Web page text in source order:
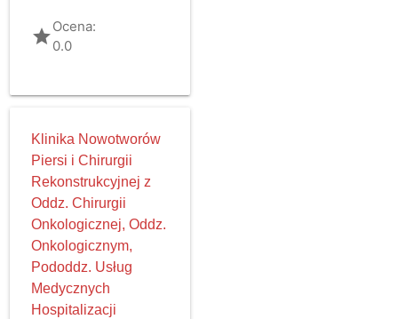
gradeOcena:
0.0
Klinika Nowotworów
Piersi i Chirurgii
Rekonstrukcyjnej z
Oddz. Chirurgii
Onkologicznej, Oddz.
Onkologicznym,
Pododdz. Usług
Medycznych
Hospitalizacji